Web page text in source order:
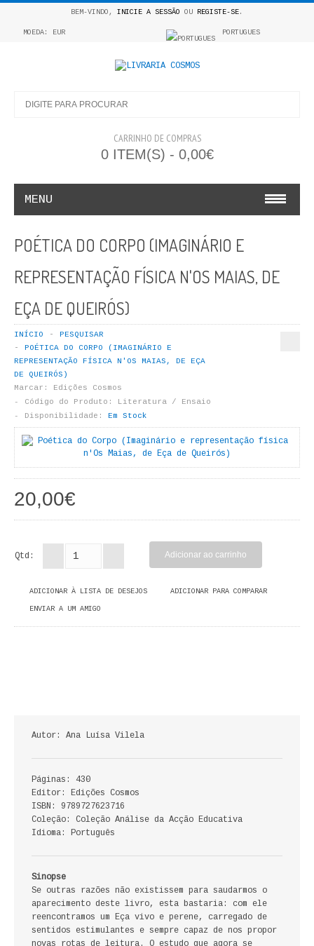
BEM-VINDO, INICIE A SESSÃO OU REGISTE-SE.
MOEDA: EUR PORTUGUES
CARRINHO DE COMPRAS
0 ITEM(S) - 0,00€
MENU
LIVROS DE PINTAR
INFANTO - JUVENIL
ANTROPOLOGIA E SOCIOLOGIA
COLEÇÃO RAÍZES
ARQUITECTURA
DIREITO
COSMOS DIREITO
COLEÇÃO PONTO DE INTERROGAÇÃO
HISTÓRIA
HISTÓRIA DE PORTUGAL
LITERATURA
BIOGRAFIA
POÉTICA DO CORPO (IMAGINÁRIO E
REPRESENTAÇÃO FÍSICA N'OS MAIAS, DE
EÇA DE QUEIRÓS)
INÍCIO
PESQUISAR
POÉTICA DO CORPO (IMAGINÁRIO E
REPRESENTAÇÃO FÍSICA N'OS MAIAS, DE EÇA
DE QUEIRÓS)
Marcar:
Edições Cosmos
Código do Produto:
Literatura / Ensaio
Disponibilidade:
Em Stock
20,00€
Qtd:
ADICIONAR À LISTA DE DESEJOS ADICIONAR PARA COMPARAR
ENVIAR A UM AMIGO
Autor: Ana Luísa Vilela
Páginas: 430
Editor: Edições Cosmos
ISBN: 9789727623716
Coleção: Coleção Análise da Acção Educativa
Idioma: Português
Sinopse
Se outras razões não existissem para saudarmos o
aparecimento deste livro, esta bastaria: com ele
reencontramos um Eça vivo e perene, carregado de
sentidos estimulantes e sempre capaz de nos propor
novas rotas de leitura. O estudo que agora se